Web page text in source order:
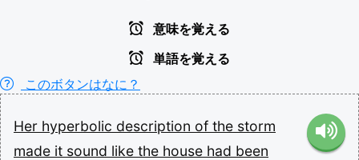
意味を覚える
単語を覚える
このボタンはなに？
Her hyperbolic description of the storm
made it sound like the house had been